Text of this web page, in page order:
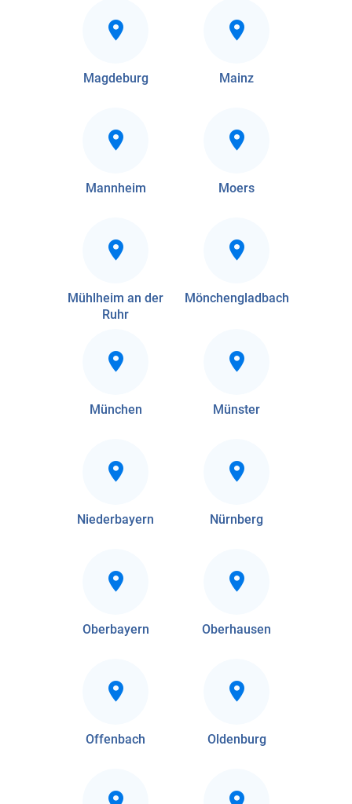
Magdeburg Mainz
Mannheim Moers
Mühlheim an der
Ruhr
Mönchengladbach
München Münster
Niederbayern Nürnberg
Oberbayern Oberhausen
Offenbach Oldenburg